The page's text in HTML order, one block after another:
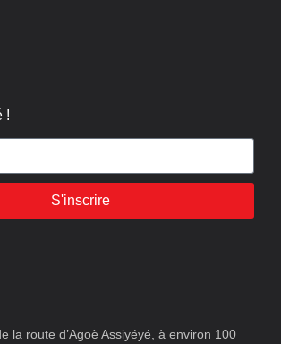
!
S'inscrire
la route d’Agoè Assiyéyé, à environ 100